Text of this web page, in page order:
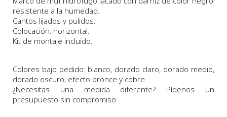
resistente a la humedad.
Cantos lijados y pulidos.
Colocación: horizontal.
Kit de montaje incluido.
Colores bajo pedido: blanco, dorado claro, dorado medio,
dorado oscuro, efecto bronce y cobre.
¿Necesitas una medida diferente? Pídenos un
presupuesto sin compromiso.